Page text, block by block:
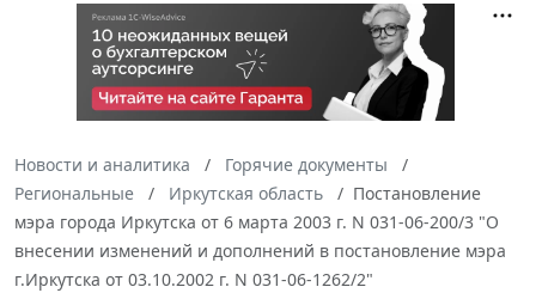
Новости и аналитика
Горячие документы
Региональные
Иркутская область
Постановление
мэра города Иркутска от 6 марта 2003 г. N 031-06-200/3 "О
внесении изменений и дополнений в постановление мэра
г.Иркутска от 03.10.2002 г. N 031-06-1262/2"